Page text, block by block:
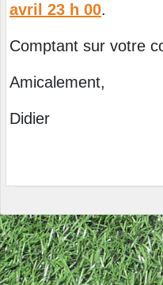
avril 23 h 00.
Comptant sur votre
Amicalement,
Didier